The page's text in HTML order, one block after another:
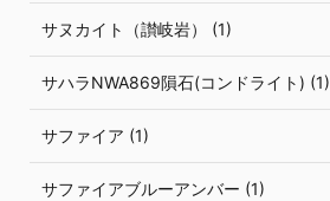
サヌカイト（讃岐岩） (1)
サハラNWA869隕石(コンドライト) (1)
サファイア (1)
サファイアブルーアンバー (1)